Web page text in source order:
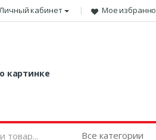
кабинет Мое
картинке